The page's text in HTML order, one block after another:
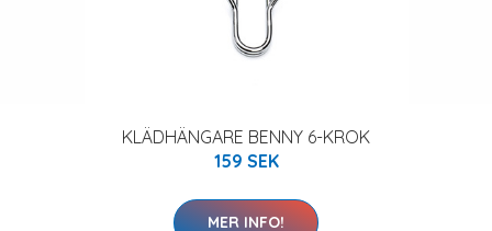
KLÄDHÄNGARE BENNY 6-KROK
159 SEK
MER INFO!